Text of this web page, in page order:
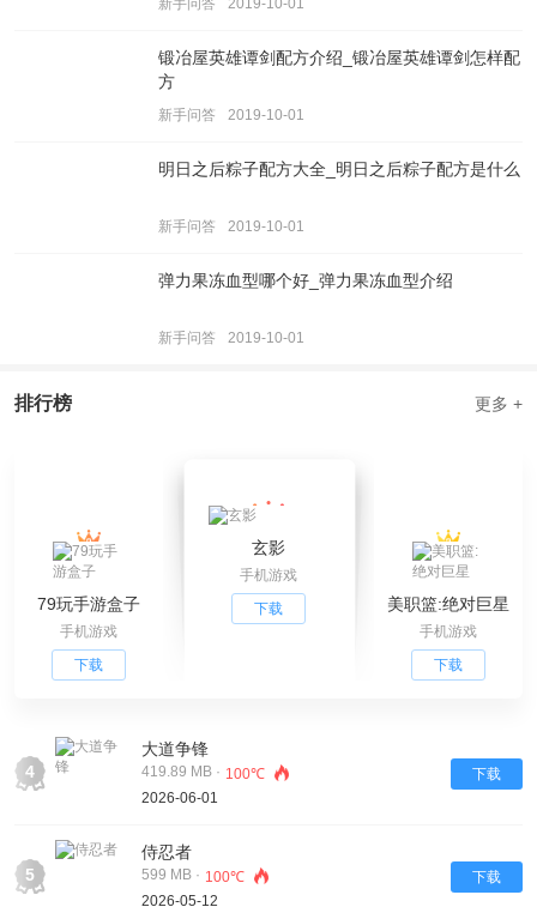
新手问答 2019-10-01
锻冶屋英雄谭剑配方介绍_锻冶屋英雄谭剑怎样配
方
新手问答 2019-10-01
明日之后粽子配方大全_明日之后粽子配方是什么
新手问答 2019-10-01
弹力果冻血型哪个好_弹力果冻血型介绍
新手问答 2019-10-01
排行榜 更多 +
79玩手游盒子
手机游戏
下载
玄影
手机游戏
下载
美职篮:绝对巨星
手机游戏
下载
4
大道争锋
419.89 MB · 100℃
2026-06-01
下载
5
侍忍者
599 MB · 100℃
2026-05-12
下载